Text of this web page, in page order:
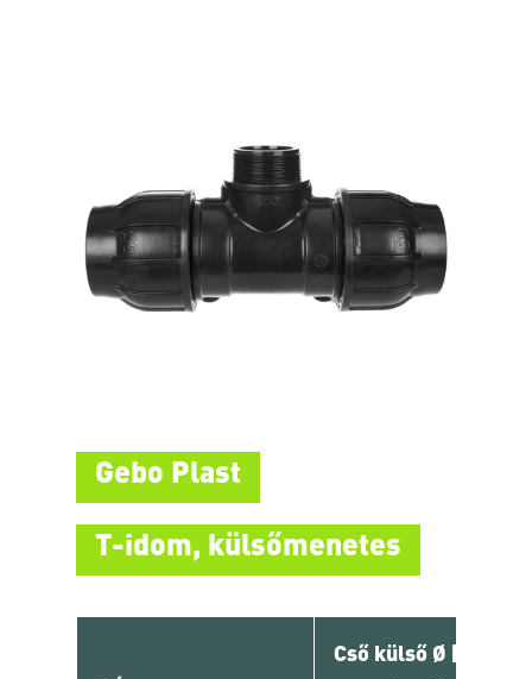
Gebo Plast
T-idom, külsőmenetes
Cső külső Ø [ mm ] x